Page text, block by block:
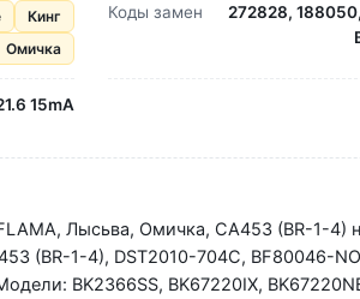
Кинг
Омичка
Коды замен
272828,
15mA
Лысьва, Омичка, CA453 (BR-1-4)
(BR-1-4), DST2010-704C, BF80046-
BK2366SS, BK67220IX,